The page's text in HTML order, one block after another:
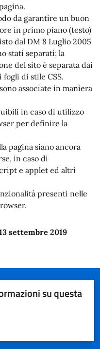
da garantire un buon
in primo piano (testo)
dal DM 8 Luglio 2005
stati separati; la
del sito è separata dai
di stile CSS.
associate in maniera
in caso di utilizzo
per definire la
pagina siano ancora
in caso di
e applet ed altri
presenti nelle
settembre 2019
su questa
5